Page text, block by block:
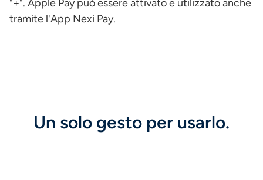
"+". Apple Pay può essere attivato e utilizzato anche
tramite l'App Nexi Pay.
Un solo gesto per usarlo.